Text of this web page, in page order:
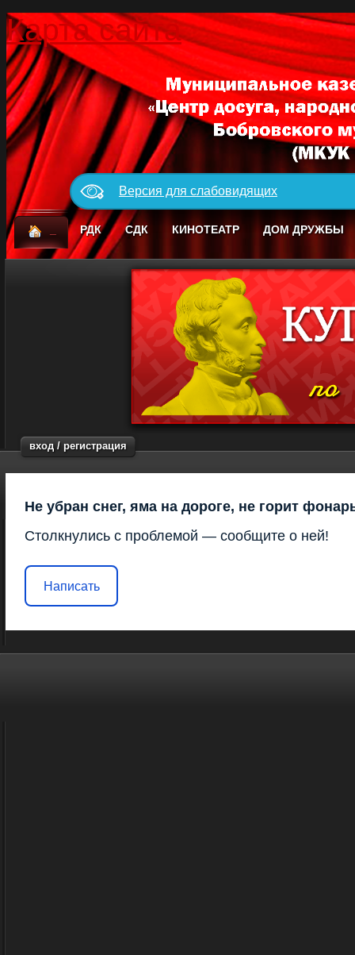
Карта сайта
Версия для слабовидящих
РДК СДК КИНОТЕАТР ДОМ ДРУЖБЫ
вход / регистрация
Не убран снег, яма на дороге, не горит
Столкнулись с проблемой — сообщите о ней!
Написать